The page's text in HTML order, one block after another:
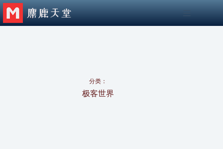
跳
至
分类：
极客世界